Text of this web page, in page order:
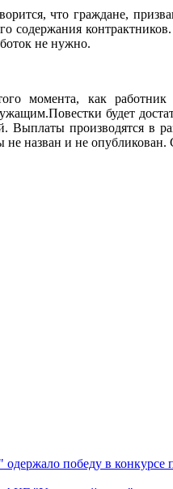
что граждане,
содержания
не нужно.
момента, как
будет
Выплаты производятся
назван и не
победу в конкурсе